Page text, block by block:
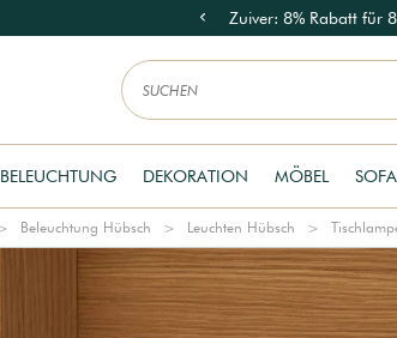
Zuiver: 8% Rabatt für
BELEUCHTUNG DEKORATION MÖBEL
Beleuchtung Hübsch Leuchten Hübsch